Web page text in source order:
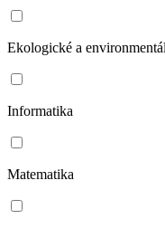
Ekologické a
Informatika
Matematika